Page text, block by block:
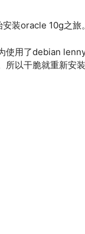
装oracle 10g之旅。
用了debian
以干脆就重新安